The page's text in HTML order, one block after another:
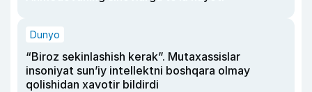
Dunyo
“Biroz sekinlashish kerak”. Mutaxassislar
insoniyat sun’iy intellektni boshqara olmay
qolishidan xavotir bildirdi